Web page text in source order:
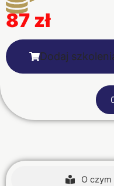
87 zł
Dodaj
O